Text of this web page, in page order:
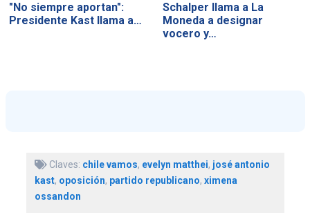
"No siempre aportan":
Presidente Kast llama a…
Schalper llama a La
Moneda a designar
vocero y…
Claves: chile vamos, evelyn matthei, josé antonio
kast, oposición, partido republicano, ximena
ossandon